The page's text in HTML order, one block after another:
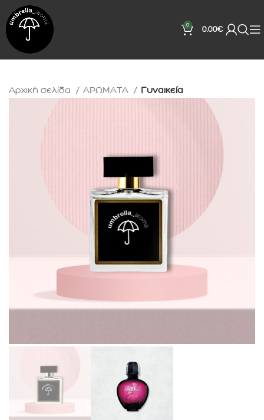
0 0.00€
Αρχική σελίδα ΑΡΩΜΑΤΑ Γυναικεία